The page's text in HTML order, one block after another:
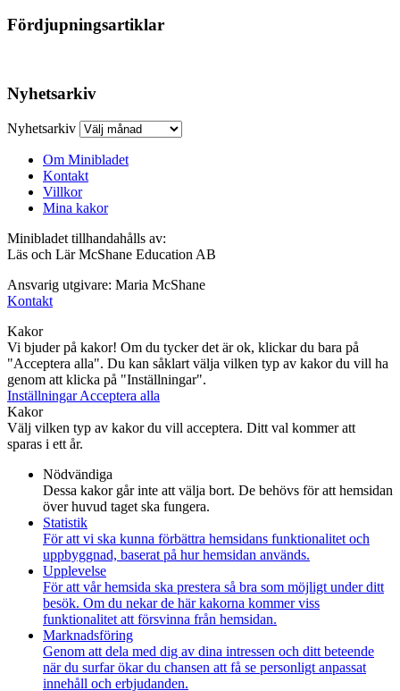
Fördjupningsartiklar
Nyhetsarkiv
Nyhetsarkiv
Om Minibladet
Kontakt
Villkor
Mina kakor
Minibladet tillhandahålls av:
Läs och Lär McShane Education AB
Ansvarig utgivare: Maria McShane
Kontakt
Kakor
Vi bjuder på kakor! Om du tycker det är ok, klickar du bara på
"Acceptera alla". Du kan såklart välja vilken typ av kakor du vill ha
genom att klicka på "Inställningar".
InställningarAcceptera alla
Kakor
Välj vilken typ av kakor du vill acceptera. Ditt val kommer att
sparas i ett år.
Nödvändiga
Dessa kakor går inte att välja bort. De behövs för att hemsidan
över huvud taget ska fungera.
Statistik
För att vi ska kunna förbättra hemsidans funktionalitet och
uppbyggnad, baserat på hur hemsidan används.
Upplevelse
För att vår hemsida ska prestera så bra som möjligt under ditt
besök. Om du nekar de här kakorna kommer viss
funktionalitet att försvinna från hemsidan.
Marknadsföring
Genom att dela med dig av dina intressen och ditt beteende
när du surfar ökar du chansen att få se personligt anpassat
innehåll och erbjudanden.